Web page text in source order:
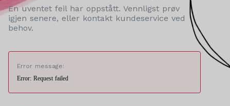
En uventet feil har oppstått. Vennligst prøv
igjen senere, eller kontakt kundeservice ved
behov.
Error message:
Error: Request failed